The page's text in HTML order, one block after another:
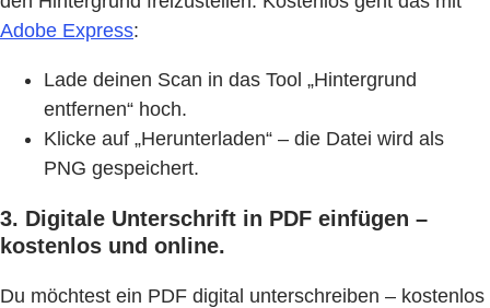
Adobe Express:
Lade deinen Scan in das Tool „Hintergrund
entfernen“ hoch.
Klicke auf „Herunterladen“ – die Datei wird als
PNG gespeichert.
3. Digitale Unterschrift in PDF einfügen –
kostenlos und online.
Du möchtest ein PDF digital unterschreiben – kostenlos